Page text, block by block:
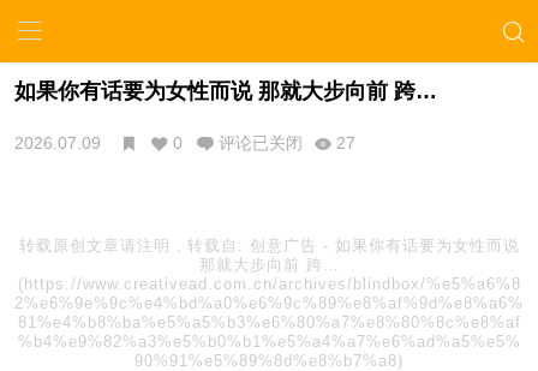
如果你有话要为女性而说 那就大步向前 跨…
2026.07.09 0 评论已关闭 27
转载原创文章请注明，转载自: 创意广告 - 如果你有话要为女性而说
那就大步向前 跨…
(https://www.creativead.com.cn/archives/blindbox/%e5%a6%8
2%e6%9e%9c%e4%bd%a0%e6%9c%89%e8%af%9d%e8%a6%
81%e4%b8%ba%e5%a5%b3%e6%80%a7%e8%80%8c%e8%af
%b4%e9%82%a3%e5%b0%b1%e5%a4%a7%e6%ad%a5%e5%
90%91%e5%89%8d%e8%b7%a8)